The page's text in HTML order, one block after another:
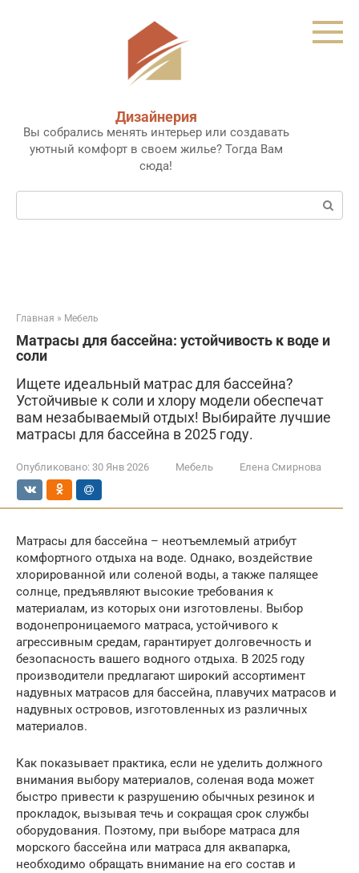
Дизайнерия
Вы собрались менять интерьер или создавать
уютный комфорт в своем жилье? Тогда Вам
сюда!
Поиск:
Главная » Мебель
Матрасы для бассейна: устойчивость к воде и
соли
Ищете идеальный матрас для бассейна?
Устойчивые к соли и хлору модели обеспечат
вам незабываемый отдых! Выбирайте лучшие
матрасы для бассейна в 2025 году.
Опубликовано: 30 Янв 2026 Мебель Елена Смирнова
Матрасы для бассейна – неотъемлемый атрибут
комфортного отдыха на воде. Однако, воздействие
хлорированной или соленой воды, а также палящее
солнце, предъявляют высокие требования к
материалам, из которых они изготовлены. Выбор
водонепроницаемого матраса, устойчивого к
агрессивным средам, гарантирует долговечность и
безопасность вашего водного отдыха. В 2025 году
производители предлагают широкий ассортимент
надувных матрасов для бассейна, плавучих матрасов и
надувных островов, изготовленных из различных
материалов.
Как показывает практика, если не уделить должного
внимания выбору материалов, соленая вода может
быстро привести к разрушению обычных резинок и
прокладок, вызывая течь и сокращая срок службы
оборудования. Поэтому, при выборе матраса для
морского бассейна или матраса для аквапарка,
необходимо обращать внимание на его состав и